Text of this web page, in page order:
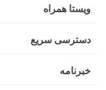
ویستا همراه
دسترسی سریع
خبرنامه